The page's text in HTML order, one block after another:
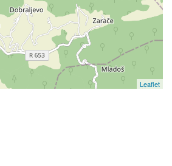
Leaflet